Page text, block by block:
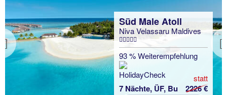
Previous
Süd Male Atoll
Niva Velassaru Maldives
93 % Weiterempfehlung
7 Nächte, ÜF, Bu
statt
2226 €